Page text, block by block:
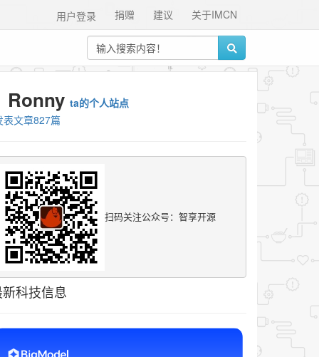
关于IMCN
建议
捐赠
用户登录
Ronny ta的个人站点
表文章827篇
扫码关注公众号：智享开源
科技信息